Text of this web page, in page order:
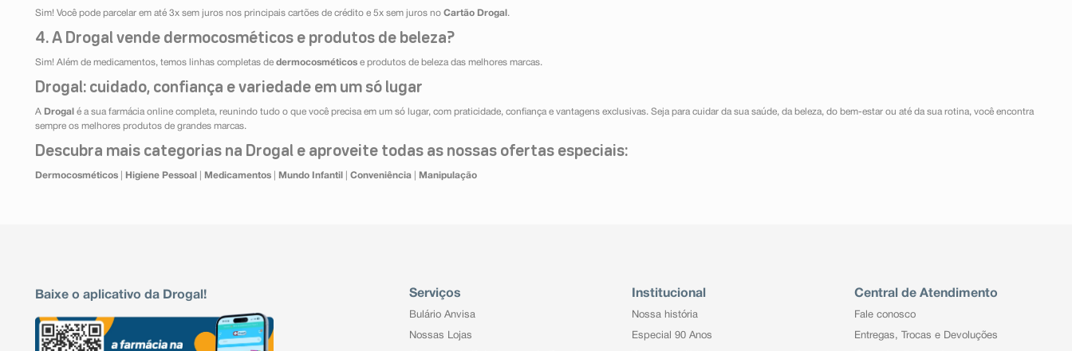
Sim! Você pode parcelar em até 3x sem juros nos principais cartões de crédito e 5x sem juros no Cartão Drogal .
4. A Drogal vende dermocosméticos e produtos de beleza?
Sim! Além de medicamentos, temos linhas completas de dermocosméticos e produtos de beleza das melhores marcas.
Drogal: cuidado, confiança e variedade em um só lugar
A Drogal é a sua farmácia online completa, reunindo tudo o que você precisa em um só lugar, com praticidade, confiança e vantagens exclusivas. Seja para cuidar da sua saúde, da beleza, do bem-estar ou até da sua rotina, você encontra
sempre os melhores produtos de grandes marcas.
Descubra mais categorias na Drogal e aproveite todas as nossas ofertas especiais:
Dermocosméticos Higiene Pessoal Medicamentos Mundo Infantil Conveniência Manipulação
Baixe o aplicativo da Drogal! Serviços
Bulário Anvisa
Nossas Lojas
Institucional
Nossa história
Especial 90 Anos
Central de Atendimento
Fale conosco
Entregas, Trocas e Devoluções